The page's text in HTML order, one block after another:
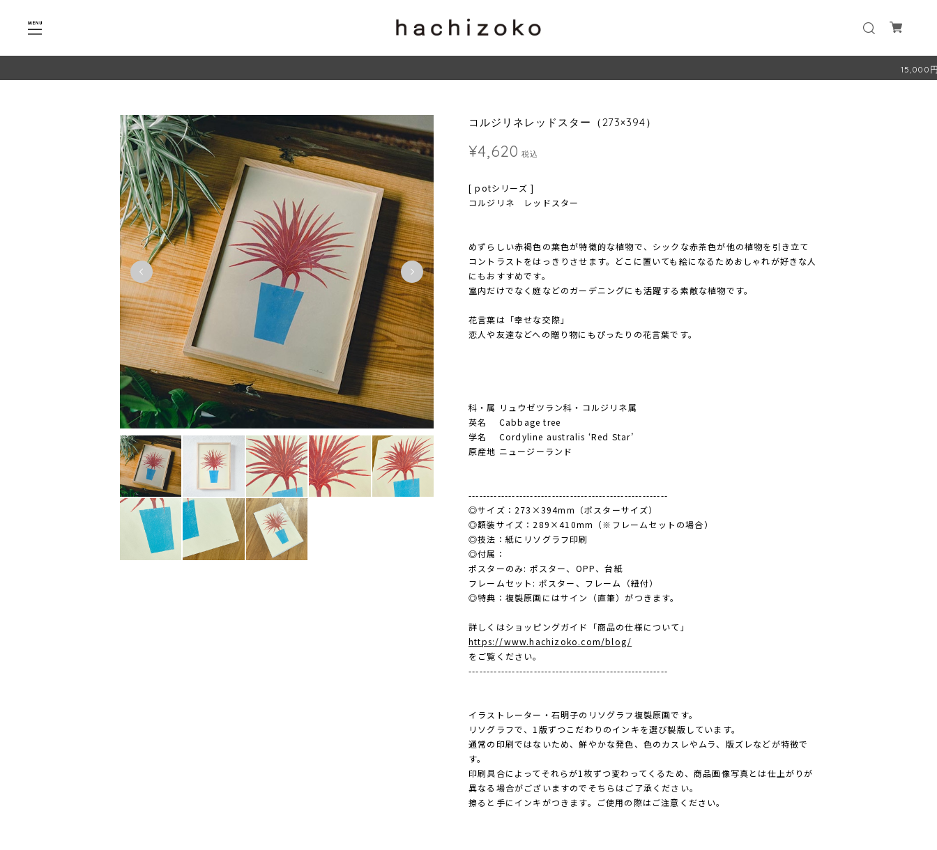
15,000円以上お買
コルジリネレッドスター（273×394）
¥4,620 税込
[ potシリーズ ]
コルジリネ レッドスター
めずらしい赤褐色の葉色が特徴的な植物で、シックな赤茶色が他の植物を引き立て
コントラストをはっきりさせます。どこに置いても絵になるためおしゃれが好きな人
にもおすすめです。
室内だけでなく庭などのガーデニングにも活躍する素敵な植物です。
花言葉は「幸せな交際」
恋人や友達などへの贈り物にもぴったりの花言葉です。
科・属 リュウゼツラン科・コルジリネ属
英名 Cabbage tree
学名 Cordyline australis ‘Red Star’
原産地 ニュージーランド
-------------------------------------------------------
◎サイズ：273×394mm（ポスターサイズ）
◎額装サイズ：289×410mm（※フレームセットの場合）
◎技法：紙にリソグラフ印刷
◎付属：
ポスターのみ: ポスター、OPP、台紙
フレームセット: ポスター、フレーム（紐付）
◎特典：複製原画にはサイン（直筆）がつきます。
詳しくはショッピングガイド「商品の仕様について」
https://www.hachizoko.com/blog/
をご覧ください。
-------------------------------------------------------
イラストレーター・石明子のリソグラフ複製原画です。
リソグラフで、1版ずつこだわりのインキを選び製版しています。
通常の印刷ではないため、鮮やかな発色、色のカスレやムラ、版ズレなどが特徴で
す。
印刷具合によってそれらが1枚ずつ変わってくるため、商品画像写真とは仕上がりが
異なる場合がございますのでそちらはご了承ください。
擦ると手にインキがつきます。ご使用の際はご注意ください。